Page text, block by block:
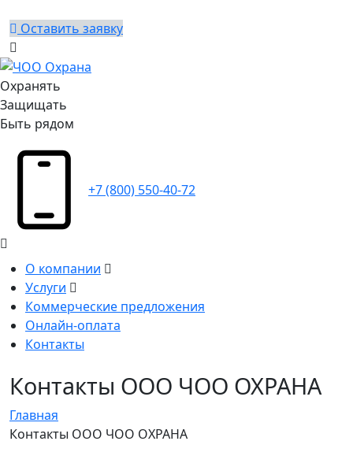
Оставить заявку
Охранять
Защищать
Быть рядом
+7 (800) 550-40-72
О компании
Услуги
Коммерческие предложения
Онлайн-оплата
Контакты
Контакты ООО ЧОО ОХРАНА
Главная
Контакты ООО ЧОО ОХРАНА